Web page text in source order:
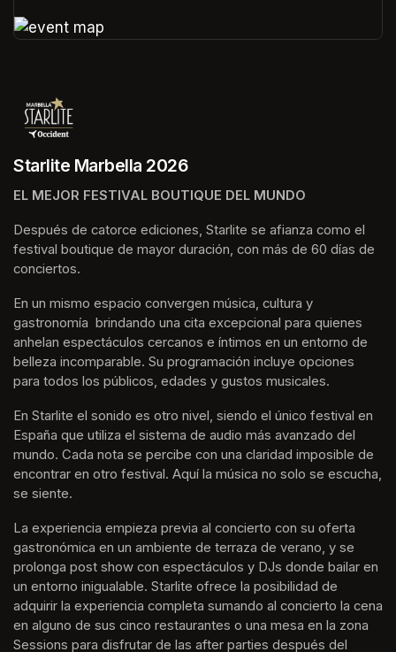
Starlite Marbella 2026
EL MEJOR FESTIVAL BOUTIQUE DEL MUNDO
Después de catorce ediciones, Starlite se afianza como el
festival boutique de mayor duración, con más de 60 días de
conciertos.
En un mismo espacio convergen música, cultura y
gastronomía  brindando una cita excepcional para quienes
anhelan espectáculos cercanos e íntimos en un entorno de
belleza incomparable. Su programación incluye opciones
para todos los públicos, edades y gustos musicales.
En Starlite el sonido es otro nivel, siendo el único festival en
España que utiliza el sistema de audio más avanzado del
mundo. Cada nota se percibe con una claridad imposible de
encontrar en otro festival. Aquí la música no solo se escucha,
se siente.
La experiencia empieza previa al concierto con su oferta
gastronómica en un ambiente de terraza de verano, y se
prolonga post show con espectáculos y DJs donde bailar en
un entorno inigualable. Starlite ofrece la posibilidad de
adquirir la experiencia completa sumando al concierto la cena
en alguno de sus cinco restaurantes o una mesa en la zona
Sessions para disfrutar de las after parties después del